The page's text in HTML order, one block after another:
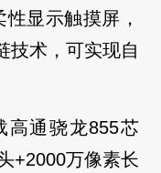
显示触摸屏，
技术，可实现自
高通骁龙855芯
+2000万像素长